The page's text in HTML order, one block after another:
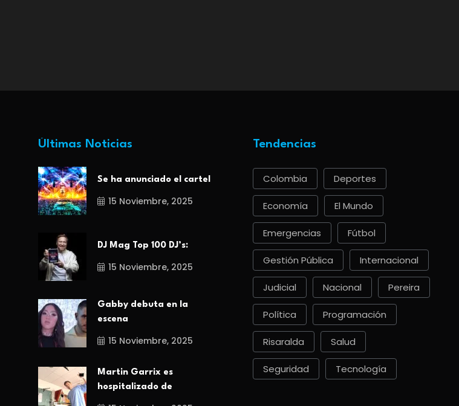
Últimas Noticias
Se ha anunciado el cartel
15 Noviembre, 2025
DJ Mag Top 100 DJ’s:
15 Noviembre, 2025
Gabby debuta en la
escena
15 Noviembre, 2025
Martin Garrix es
hospitalizado de
Tendencias
Colombia Deportes
Economía El Mundo
Emergencias Fútbol
Gestión Pública Internacional
Judicial Nacional Pereira
Política Programación
Risaralda Salud
Seguridad Tecnología